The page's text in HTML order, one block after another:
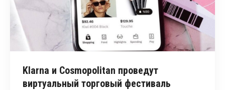
Klarna и Cosmopolitan проведут
виртуальный торговый фестиваль